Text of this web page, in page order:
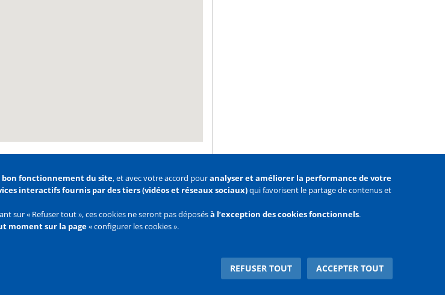
Flux
bon fonctionnement du site, et avec votre accord pouranalyser et améliorer la performance de votre
interactifs fournis par des tiers (vidéos et réseaux sociaux)qui favorisent le partage de contenus et
sur « Refuser tout », ces cookies ne seront pas déposésà l’exception des cookies fonctionnels.
moment sur la page« configurer les cookies ».
ACCEPTER TOUT
REFUSER TOUT